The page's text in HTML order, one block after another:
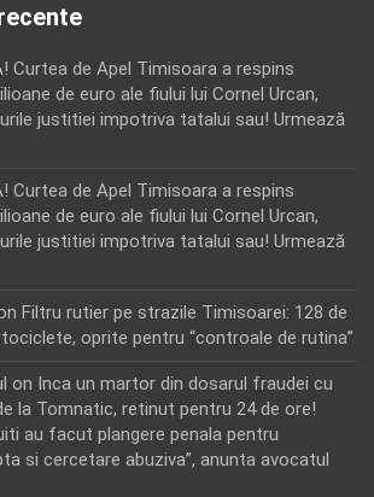
Curtea de Apel Timisoara a respins
de euro ale fiului lui Cornel Urcan,
justitiei impotriva tatalui sau! Urmează
Curtea de Apel Timisoara a respins
de euro ale fiului lui Cornel Urcan,
justitiei impotriva tatalui sau! Urmează
Filtru rutier pe strazile Timisoarei: 128 de
oprite pentru “controale de rutina”
on Inca un martor din dosarul fraudei cu
la Tomnatic, retinut pentru 24 de ore!
au facut plangere penala pentru
si cercetare abuziva”, anunta avocatul